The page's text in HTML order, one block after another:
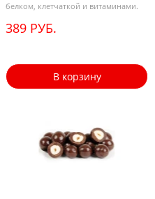
белком, клетчаткой и витаминами.
389 РУБ.
В корзину